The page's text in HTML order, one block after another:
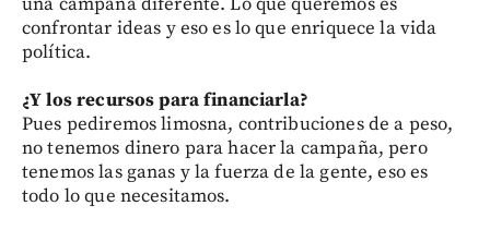
confrontar ideas y eso es lo que enriquece la vida
política.
¿Y los recursos para financiarla?
Pues pediremos limosna, contribuciones de a peso,
no tenemos dinero para hacer la campaña, pero
tenemos las ganas y la fuerza de la gente, eso es
todo lo que necesitamos.